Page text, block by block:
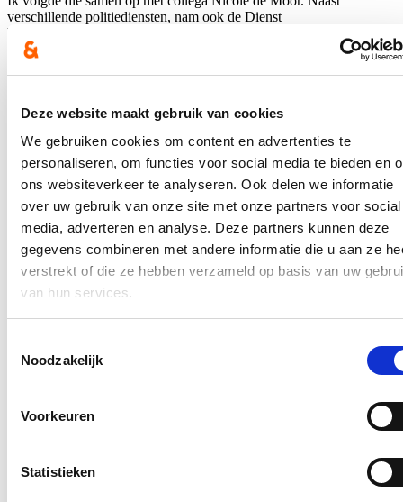
Deze website maakt gebruik van cookies
We gebruiken cookies om content en advertenties te
personaliseren, om functies voor social media te bieden en
ons websiteverkeer te analyseren. Ook delen we informatie
over uw gebruik van onze site met onze partners voor social
media, adverteren en analyse. Deze partners kunnen deze
gegevens combineren met andere informatie die u aan ze
verstrekt of die ze hebben verzameld op basis van uw
van hun services.
Noodzakelijk
Voorkeuren
Statistieken
verschillende politiediensten, nam ook de Dienst
Vreemdelingenzaken deel aan de actie.
Tijdens de actie controleerde de politie 67 personen en 18
voertuigen. 14 mensen die illegaal in het land verblijven zijn
overgebracht naar een gesloten instelling met het oog op
Hou me op de hoogte
Ontvang mijn nieuwsbrief.
E-mailadres
Postcode
bovenstaand mailadres*
Klik
hier om de privacyvoorwaarden te raadplegen
Nieuws
Nationale Feestdag 2026